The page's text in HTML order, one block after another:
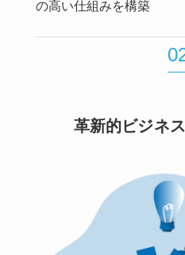
の高い仕組みを構築
革新的ビジネ